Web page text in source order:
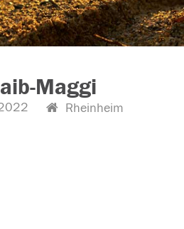
Maggi
Rheinheim